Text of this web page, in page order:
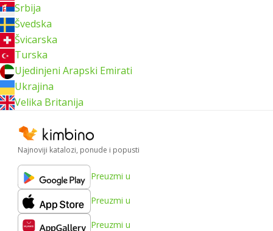
Srbija
Švedska
Švicarska
Turska
Ujedinjeni Arapski Emirati
Ukrajina
Velika Britanija
Najnoviji katalozi, ponude i popusti
Preuzmi u
Preuzmi u
Preuzmi u